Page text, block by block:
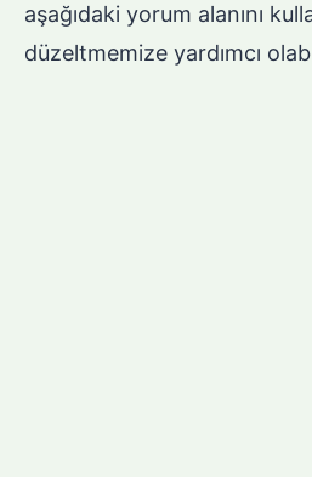
aşağıdaki yorum alanını
düzeltmemize yardımcı